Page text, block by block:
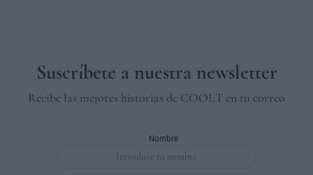
Suscríbete a nuestra newsletter
Recibe las mejores historias de COOLT en tu correo
Nombre